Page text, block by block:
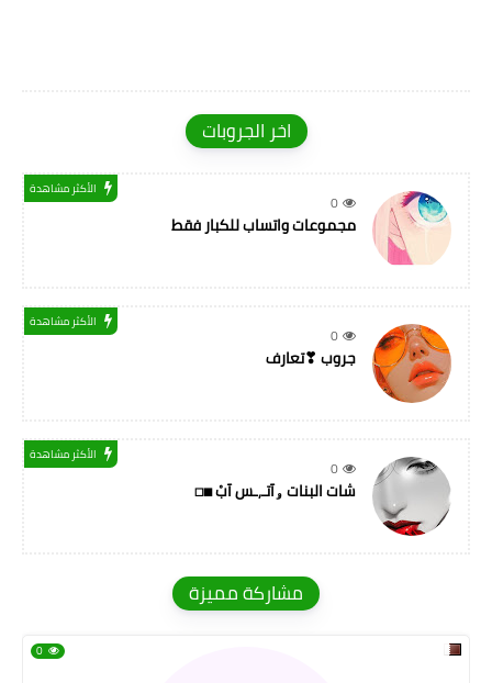
اخر الجروبات
0
الأكثر مشاهدة
مجموعات واتساب للكبار فقط
0
الأكثر مشاهدة
جروب ❣تعارف
0
الأكثر مشاهدة
شات البنات ۅآتـ,ـس آبْ ◼◻
مشاركة مميزة
0